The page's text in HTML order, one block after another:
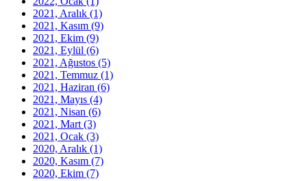
2021, Aralık (1)
2021, Kasım (9)
2021, Ekim (9)
2021, Eylül (6)
2021, Ağustos (5)
2021, Temmuz (1)
2021, Haziran (6)
2021, Mayıs (4)
2021, Nisan (6)
2021, Mart (3)
2021, Ocak (3)
2020, Aralık (1)
2020, Kasım (7)
2020, Ekim (7)